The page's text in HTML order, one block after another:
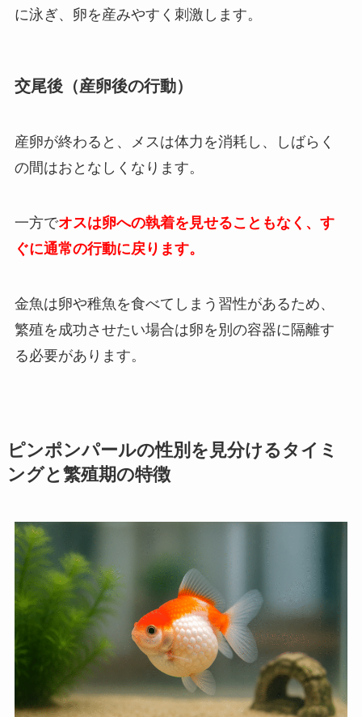
に泳ぎ、卵を産みやすく刺激します。
交尾後（産卵後の行動）
産卵が終わると、メスは体力を消耗し、しばらく
の間はおとなしくなります。
一方でオスは卵への執着を見せることもなく、す
ぐに通常の行動に戻ります。
金魚は卵や稚魚を食べてしまう習性があるため、
繁殖を成功させたい場合は卵を別の容器に隔離す
る必要があります。
ピンポンパールの性別を見分けるタイミ
ングと繁殖期の特徴